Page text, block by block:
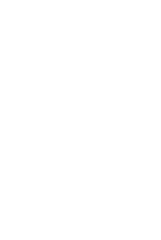
Ihren Ausstieg aus
ist.
mit der Beraterin
kommen, dass
zuständigen Behörden